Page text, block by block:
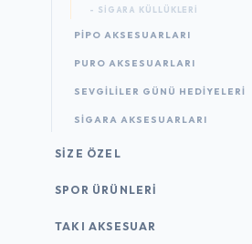
- SIGARA KÜLLÜKLERI
PIPO AKSESUARLARI
PURO AKSESUARLARI
SEVGILILER GÜNÜ HEDIYELERI
SIGARA AKSESUARLARI
SIZE ÖZEL
SPOR ÜRÜNLERI
TAKI AKSESUAR